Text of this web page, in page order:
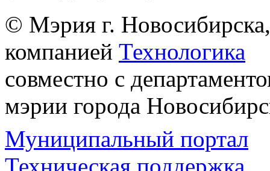
© Мэрия г.
компанией Технологика
совместно с
мэрии города
Муниципальный портал